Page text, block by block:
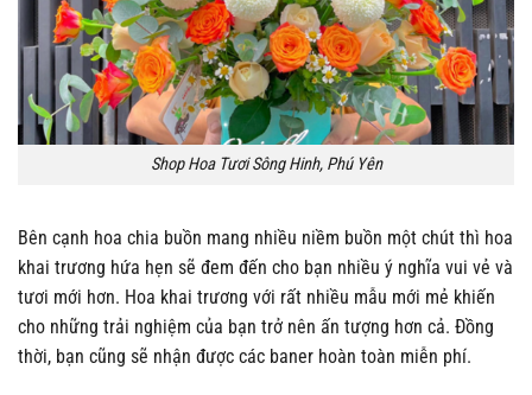
Shop Hoa Tươi Sông Hinh, Phú Yên
Bên cạnh hoa chia buồn mang nhiều niềm buồn một chút thì hoa
khai trương hứa hẹn sẽ đem đến cho bạn nhiều ý nghĩa vui vẻ và
tươi mới hơn. Hoa khai trương với rất nhiều mẫu mới mẻ khiến
cho những trải nghiệm của bạn trở nên ấn tượng hơn cả. Đồng
thời, bạn cũng sẽ nhận được các baner hoàn toàn miễn phí.